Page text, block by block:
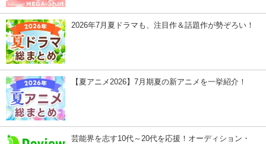
2026年7月夏ドラマも、注目作＆話題作が勢ぞろい！
【夏アニメ2026】7月期夏の新アニメを一挙紹介！
芸能界を志す10代～20代を応援！オーディション・